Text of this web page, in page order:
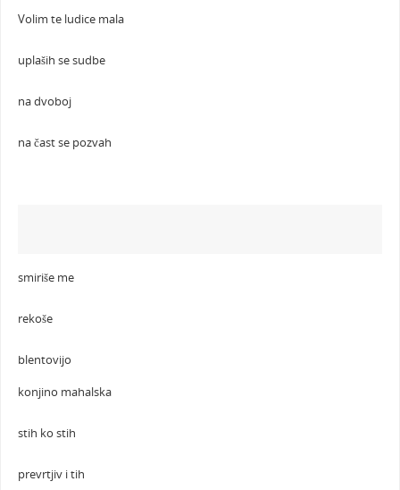
Volim te ludice mala
uplaših se sudbe
na dvoboj
na čast se pozvah
smiriše me
rekoše
blentovijo
konjino mahalska
stih ko stih
prevrtjiv i tih